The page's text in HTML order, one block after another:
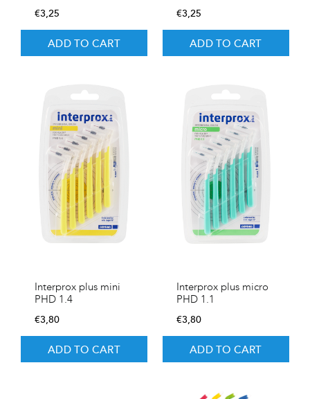
€3,25
ADD TO CART
€3,25
ADD TO CART
Interprox plus mini
PHD 1.4
€3,80
ADD TO CART
Interprox plus micro
PHD 1.1
€3,80
ADD TO CART